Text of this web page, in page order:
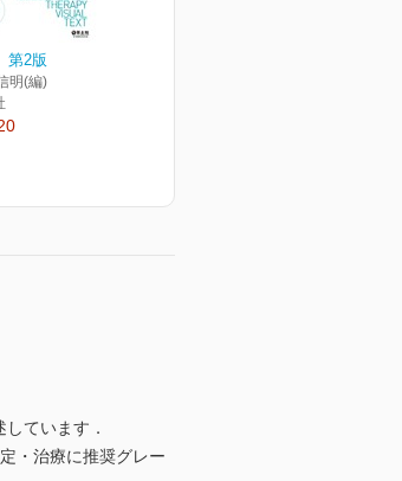
2版
明(編)
ています．
・治療に推奨グレー